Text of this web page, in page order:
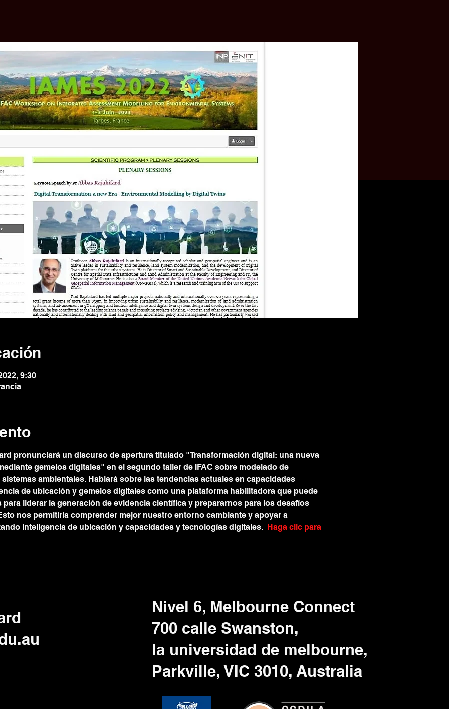
9:30
pronunciará un discurso de apertura titulado "Transformación digital: una nueva
gemelos digitales" en el segundo taller de IFAC sobre modelado de
ambientales. Hablará sobre las tendencias actuales en capacidades
de ubicación y gemelos digitales como una plataforma habilitadora que puede
liderar la generación de evidencia científica y prepararnos para los desafíos
nos permitiría comprender mejor nuestro entorno cambiante y apoyar a
inteligencia de ubicación y capacidades y tecnologías digitales. Haga clic para
Nivel 6, Melbourne Connect
700 calle Swanston,
la universidad de melbourne,
Parkville, VIC 3010, Australia